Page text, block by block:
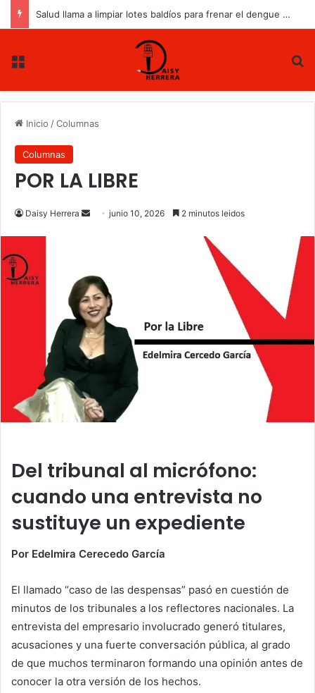
Salud llama a limpiar lotes baldíos para frenar el dengue en Tamaulipas.
Inicio /Columnas
Columnas
POR LA LIBRE
Daisy Herrera
a
n
e
m
a
junio 10, 2026 2 minutos leidos
Del tribunal al micrófono:
cuando una entrevista no
sustituye un expediente
Por Edelmira Cerecedo García
El llamado “caso de las despensas” pasó en cuestión de
minutos de los tribunales a los reflectores nacionales. La
entrevista del empresario involucrado generó titulares,
acusaciones y una fuerte conversación pública, al grado
de que muchos terminaron formando una opinión antes de
conocer la otra versión de los hechos.